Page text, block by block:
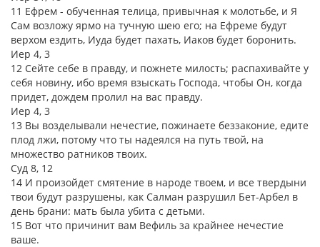
11 Ефрем - обученная телица, привычная к молотьбе, и Я
Сам возложу ярмо на тучную шею его; на Ефреме будут
верхом ездить, Иуда будет пахать, Иаков будет боронить.
Иер 4, 3
12 Сейте себе в правду, и пожнете милость; распахивайте у
себя новину, ибо время взыскать Господа, чтобы Он, когда
придет, дождем пролил на вас правду.
Иер 4, 3
13 Вы возделывали нечестие, пожинаете беззаконие, едите
плод лжи, потому что ты надеялся на путь твой, на
множество ратников твоих.
Суд 8, 12
14 И произойдет смятение в народе твоем, и все твердыни
твои будут разрушены, как Салман разрушил Бет-Арбел в
день брани: мать была убита с детьми.
15 Вот что причинит вам Вефиль за крайнее нечестие
ваше.